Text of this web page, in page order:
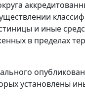
и иные
в пределах
установлены